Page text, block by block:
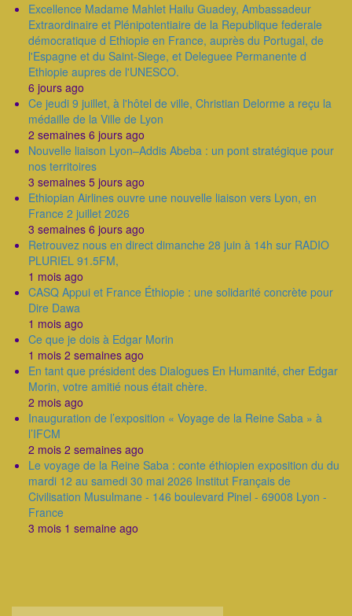
Excellence Madame Mahlet Hailu Guadey, Ambassadeur
Extraordinaire et Plénipotentiaire de la Republique federale
démocratique d Ethiopie en France, auprès du Portugal, de
l'Espagne et du Saint-Siege, et Deleguee Permanente d
Ethiopie aupres de l'UNESCO.
6 jours ago
Ce jeudi 9 juillet, à l'hôtel de ville, Christian Delorme a reçu la
médaille de la Ville de Lyon
2 semaines 6 jours ago
Nouvelle liaison Lyon–Addis Abeba : un pont stratégique pour
nos territoires
3 semaines 5 jours ago
Ethiopian Airlines ouvre une nouvelle liaison vers Lyon, en
France 2 juillet 2026
3 semaines 6 jours ago
Retrouvez nous en direct dimanche 28 juin à 14h sur RADIO
PLURIEL 91.5FM,
1 mois ago
CASQ Appui et France Éthiopie : une solidarité concrète pour
Dire Dawa
1 mois ago
Ce que je dois à Edgar Morin
1 mois 2 semaines ago
En tant que président des Dialogues En Humanité, cher Edgar
Morin, votre amitié nous était chère.
2 mois ago
Inauguration de l’exposition « Voyage de la Reine Saba » à
l’IFCM
2 mois 2 semaines ago
Le voyage de la Reine Saba : conte éthiopien exposition du du
mardi 12 au samedi 30 mai 2026 Institut Français de
Civilisation Musulmane - 146 boulevard Pinel - 69008 Lyon -
France
3 mois 1 semaine ago